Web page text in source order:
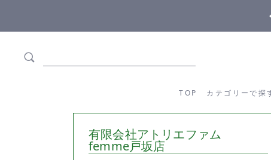
TOP カテゴリーで探
カテゴリーか
有限会社アトリエファム
femme戸坂店